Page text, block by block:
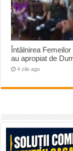
Întâlnirea
au apropiat de
4 zile ago